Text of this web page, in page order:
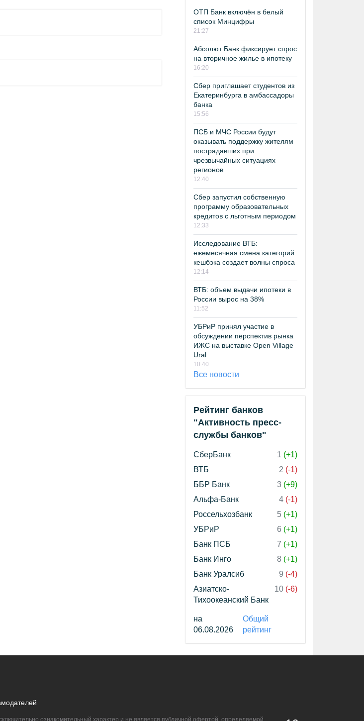
ОТП Банк включён в белый
список Минцифры
21:27
Абсолют Банк фиксирует спрос
на вторичное жилье в ипотеку
16:20
Сбер приглашает студентов из
Екатеринбурга в амбассадоры
банка
15:56
ПСБ и МЧС России будут
оказывать поддержку жителям
пострадавших при
чрезвычайных ситуациях
регионов
12:40
Сбер запустил собственную
программу образовательных
кредитов с льготным периодом
12:33
Исследование ВТБ:
ежемесячная смена категорий
кешбэка создает волны спроса
12:14
ВТБ: объем выдачи ипотеки в
России вырос на 38%
11:52
УБРиР принял участие в
обсуждении перспектив рынка
ИЖС на выставке Open Village
Ural
10:40
Все новости
Рейтинг банков
"Активность пресс-
службы банков"
СберБанк 1 (+1)
ВТБ
2 (-1)
ББР Банк
3 (+9)
Альфа-Банк
4 (-1)
Россельхозбанк
5 (+1)
УБРиР
6 (+1)
Банк ПСБ
7 (+1)
Банк Инго
8 (+1)
Банк Уралсиб
9 (-4)
Азиатско-
Тихоокеанский Банк
10 (-6)
на
06.08.2026
Общий
рейтинг
ознакомительный характер и не является публичной офертой, определяемой